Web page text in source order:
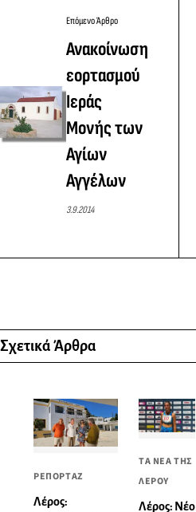
Επόμενο Άρθρο
Ανακοίνωση
εορτασμού
Ιεράς
Μονής των
Αγίων
Αγγέλων
3.9.2014
Σχετικά Άρθρα
ΡΕΠΟΡΤΑΖ
Λέρος:
ΤΑ ΝΕΑ ΤΗΣ
ΛΕΡΟΥ
Λέρος: Νέο